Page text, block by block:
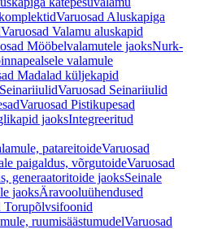
Varuosad Aluskapiga
Varuosad Valamu aluskapid
Mööbelvalamutele jaoksNurk-
valamule
Madalad küljekapid
SeinariiulidVaruosad Seinariiulid
Varuosad Pistikupesad
jaoksIntegreeritud
patareitoideVaruosad
paigaldus, võrgutoideVaruosad
generaatoritoide jaoksSeinale
jaoksÄravooluühendused
Torupõlvsifoonid
ruumisäästumudelVaruosad